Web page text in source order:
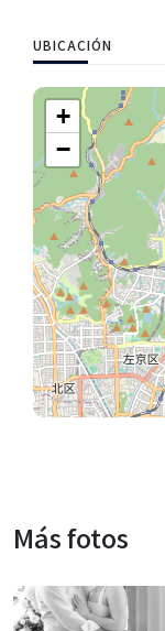
UBICACIÓN
+
−
Más fotos